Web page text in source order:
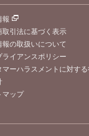
報
取引法に基づく表示
報の取扱いについて
ライアンスポリシー
マーハラスメントに対す
マップ